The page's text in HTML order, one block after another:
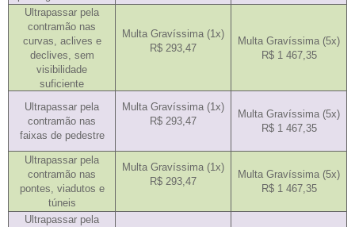
Ultrapassar pela
contramão nas
curvas, aclives e
declives, sem
visibilidade
suficiente
Multa Gravíssima (1x)
R$ 293,47
Multa Gravíssima (5x)
R$ 1 467,35
Ultrapassar pela
contramão nas
faixas de pedestre
Multa Gravíssima (1x)
R$ 293,47
Multa Gravíssima (5x)
R$ 1 467,35
Ultrapassar pela
contramão nas
pontes, viadutos e
túneis
Multa Gravíssima (1x)
R$ 293,47
Multa Gravíssima (5x)
R$ 1 467,35
Ultrapassar pela